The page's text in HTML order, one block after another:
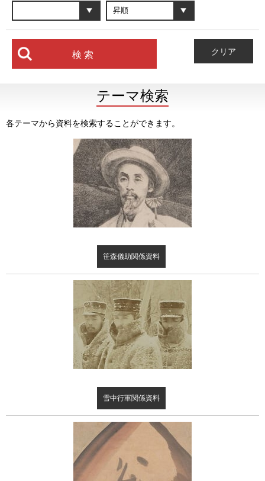
テーマ検索
各テーマから資料を検索することができます。
笹森儀助関係資料
雪中行軍関係資料